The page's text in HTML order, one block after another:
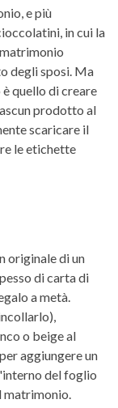
e più
in cui la
degli sposi. Ma
quello di creare
prodotto al
scaricare il
le etichette
originale di un
di carta di
a metà.
o beige al
aggiungere un
del foglio